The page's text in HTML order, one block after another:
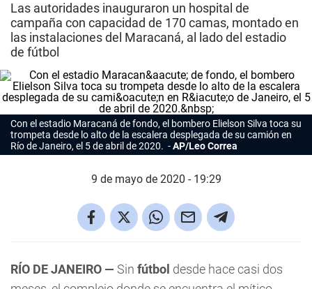
Las autoridades inauguraron un hospital de
campaña con capacidad de 170 camas, montado en
las instalaciones del Maracaná, al lado del estadio
de fútbol
Con el estadio Maracaná de fondo, el bombero Elielson Silva toca su
trompeta desde lo alto de la escalera desplegada de su camión en
Río de Janeiro, el 5 de abril de 2020.
AP/Leo Correa
9 de mayo de 2020 - 19:29
RÍO DE JANEIRO — Sin fútbol desde hace casi dos